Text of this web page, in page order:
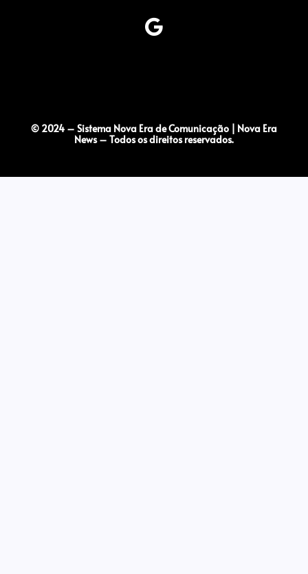
© 2024 – Sistema Nova Era de Comunicação | Nova Era
News – Todos os direitos reservados.